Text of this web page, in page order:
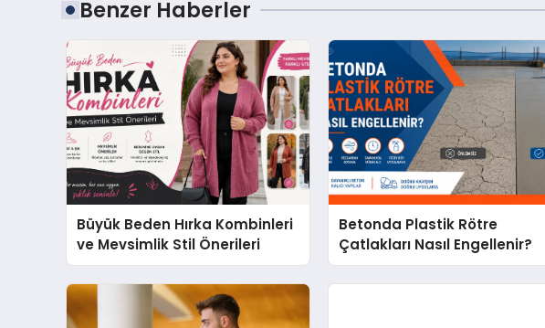
Benzer Haberler
Büyük Beden Hırka Kombinleri
ve Mevsimlik Stil Önerileri
Betonda Plastik Rötre
Çatlakları Nasıl Engellenir?